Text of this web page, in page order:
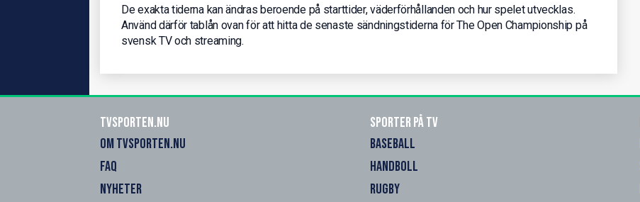
De exakta tiderna kan ändras beroende på starttider, väderförhållanden och hur spelet utvecklas.
Använd därför tablån ovan för att hitta de senaste sändningstiderna för The Open Championship på
svensk TV och streaming.
Tvsporten.nu
OM TVSPORTEN.NU
FAQ
NYHETER
Sporter på TV
BASEBALL
HANDBOLL
RUGBY